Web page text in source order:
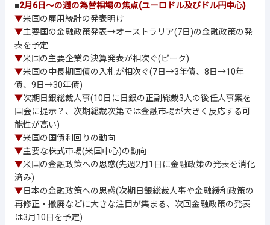
■2月6日～の週の為替相場の焦点(ユーロドル及びドル円中心)
▼米国の雇用統計の発表明け
▼主要国の金融政策発表→オーストラリア(7日)の金融政策の発
表を予定
▼米国の主要企業の決算発表が相次ぐ(ピーク)
▼米国の中長期国債の入札が相次ぐ(7日→3年債、8日→10年
債、9日→30年債)
▼次期日銀総裁人事(10日に日銀の正副総裁3人の後任人事案を
国会に提示？、次期総裁次第では金融市場が大きく反応する可
能性が高い)
▼米国の国債利回りの動向
▼主要な株式市場(米国中心)の動向
▼米国の金融政策への思惑(先週2月1日に金融政策の発表を消化
済み)
▼日本の金融政策への思惑(次期日銀総裁人事や金融緩和政策の
再修正・撤廃などに大きな注目が集まる、次回金融政策の発表
は3月10日を予定)